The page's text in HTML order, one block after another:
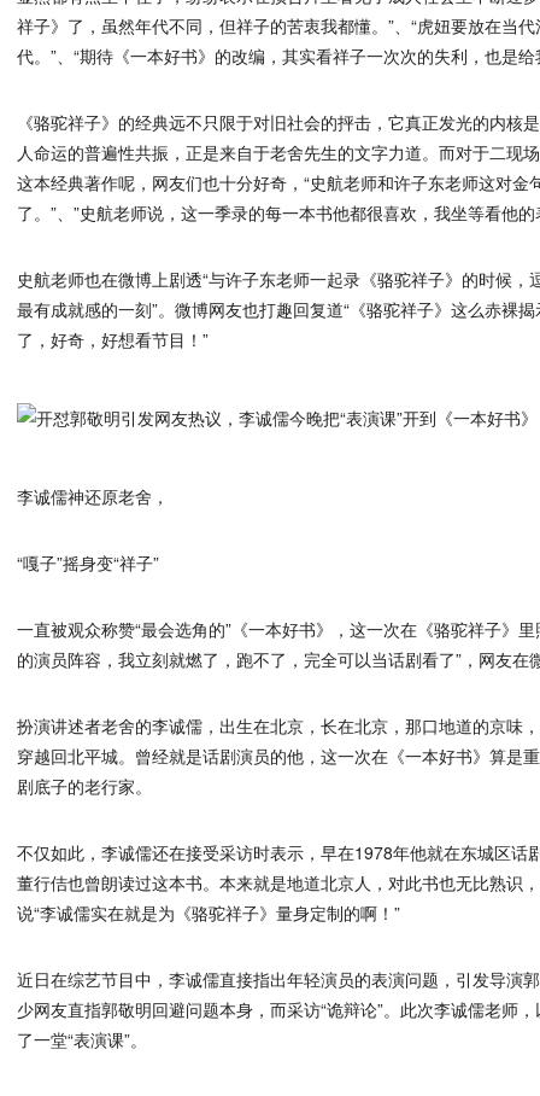
祥子》了，虽然年代不同，但祥子的苦衷我都懂。”、“虎妞要放在当
代。”、“期待《一本好书》的改编，其实看祥子一次次的失利，也是
《骆驼祥子》的经典远不只限于对旧社会的抨击，它真正发光的内核
人命运的普遍性共振，正是来自于老舍先生的文字力道。而对于二现
这本经典著作呢，网友们也十分好奇，“史航老师和许子东老师这对
了。”、”史航老师说，这一季录的每一本书他都很喜欢，我坐等看他的
史航老师也在微博上剧透“与许子东老师一起录《骆驼祥子》的时候
最有成就感的一刻”。微博网友也打趣回复道“《骆驼祥子》这么赤裸
了，好奇，好想看节目！”
李诚儒神还原老舍，
“嘎子”摇身变“祥子”
一直被观众称赞“最会选角的”《一本好书》，这一次在《骆驼祥子》
的演员阵容，我立刻就燃了，跑不了，完全可以当话剧看了”，网友在
扮演讲述者老舍的李诚儒，出生在北京，长在北京，那口地道的京味
穿越回北平城。曾经就是话剧演员的他，这一次在《一本好书》算是
剧底子的老行家。
不仅如此，李诚儒还在接受采访时表示，早在1978年他就在东城区话
董行佶也曾朗读过这本书。本来就是地道北京人，对此书也无比熟识
说“李诚儒实在就是为《骆驼祥子》量身定制的啊！”
近日在综艺节目中，李诚儒直接指出年轻演员的表演问题，引发导演
少网友直指郭敬明回避问题本身，而采访“诡辩论”。此次李诚儒老师
了一堂“表演课”。